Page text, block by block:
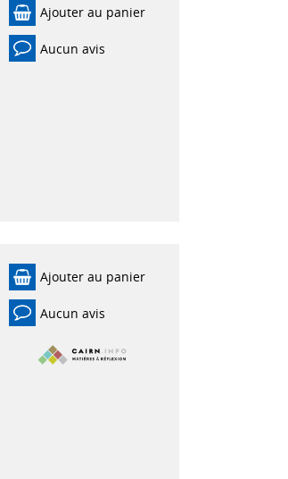
Ajouter au panier
Aucun avis
Ajouter au panier
Aucun avis